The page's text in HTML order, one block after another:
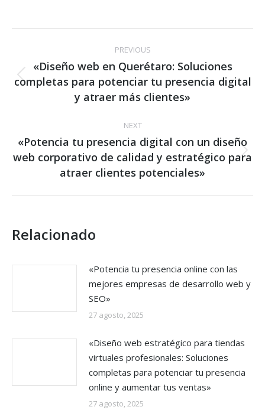
navigation
PREVIOUS
Previous
post:
«Diseño web en Querétaro: Soluciones
completas para potenciar tu presencia digital
y atraer más clientes»
NEXT
Next
post:
«Potencia tu presencia digital con un diseño
web corporativo de calidad y estratégico para
atraer clientes potenciales»
Relacionado
«Potencia tu presencia online con las
mejores empresas de desarrollo web y
SEO»
27 agosto, 2025
«Diseño web estratégico para tiendas
virtuales profesionales: Soluciones
completas para potenciar tu presencia
online y aumentar tus ventas»
27 agosto, 2025